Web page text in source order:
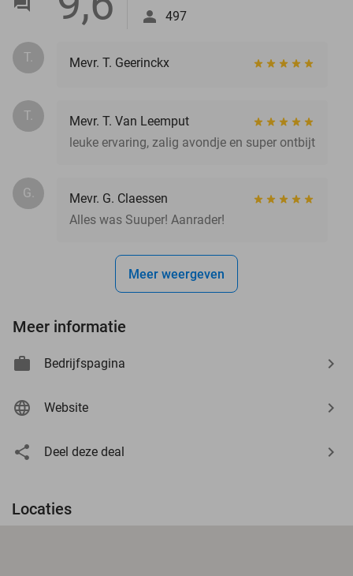
497
T. Mevr. T. Geerinckx
T.
Mevr. T. Van Leemput
leuke ervaring, zalig avondje en super ontbijt
G.
Mevr. G. Claessen
Alles was Suuper! Aanrader!
Meer weergeven
Meer informatie
Bedrijfspagina
Website
Deel deze deal
Locaties